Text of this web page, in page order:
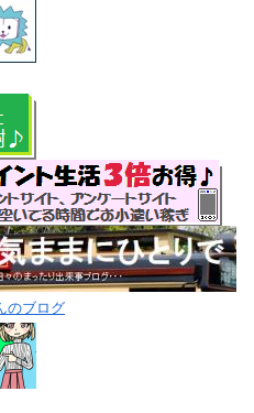
のブログ